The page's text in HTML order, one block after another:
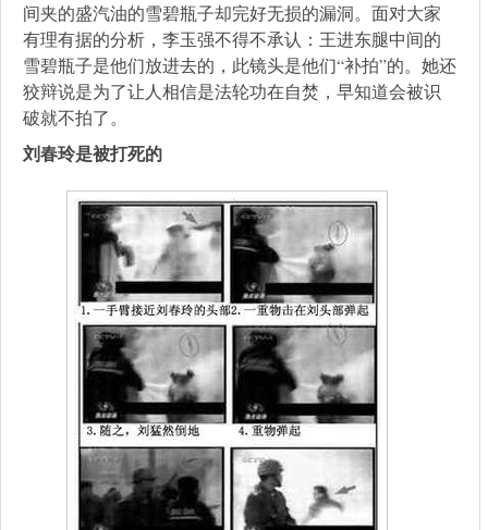
间夹的盛汽油的雪碧瓶子却完好无损的漏洞。面对大家
有理有据的分析，李玉强不得不承认：王进东腿中间的
雪碧瓶子是他们放进去的，此镜头是他们“补拍”的。她还
狡辩说是为了让人相信是法轮功在自焚，早知道会被识
破就不拍了。
刘春玲是被打死的